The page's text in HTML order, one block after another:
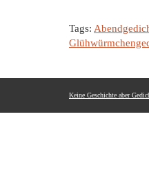
Tags:
Keine Geschichte aber